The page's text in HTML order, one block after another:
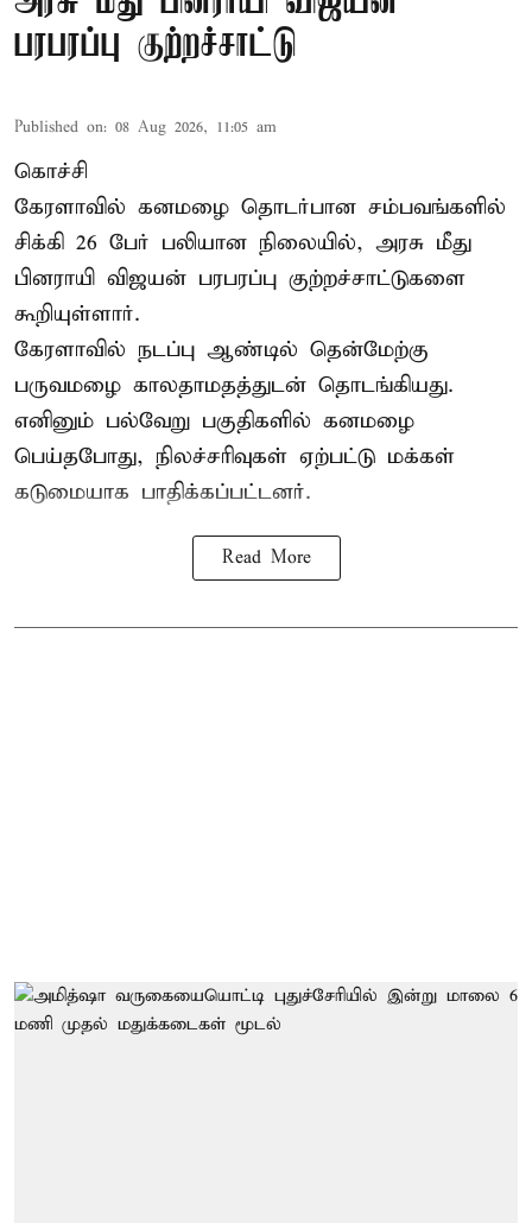
பரபரப்பு குற்றச்சாட்டு
Published on: 08 Aug 2026, 11:05 am
கொச்சி
கேரளாவில் கனமழை தொடர்பான சம்பவங்களில்
சிக்கி 26 பேர் பலியான நிலையில், அரசு மீது
பினராயி விஜயன் பரபரப்பு குற்றச்சாட்டுகளை
கூறியுள்ளார்.
கேரளாவில் நடப்பு ஆண்டில் தென்மேற்கு
பருவமழை காலதாமதத்துடன் தொடங்கியது.
எனினும் பல்வேறு பகுதிகளில் கனமழை
பெய்தபோது, நிலச்சரிவுகள் ஏற்பட்டு மக்கள்
கடுமையாக பாதிக்கப்பட்டனர்.
Read More